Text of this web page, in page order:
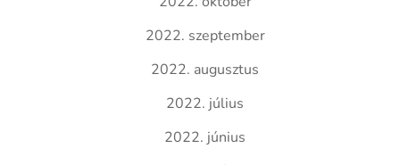
2022. szeptember
2022. augusztus
2022. július
2022. június